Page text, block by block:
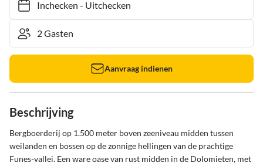
Inchecken- Uitchecken
Aanvraag indienen
Beschrijving
Bergboerderij op 1.500 meter boven zeeniveau midden tussen
weilanden en bossen op de zonnige hellingen van de prachtige
Funes-vallei. Een ware oase van rust midden in de Dolomieten, met